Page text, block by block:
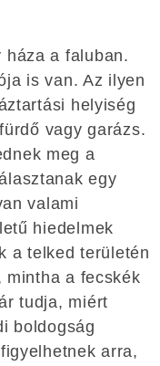
háza a faluban.
is van. Az ilyen
helyiség
vagy garázs.
meg a
egy
valami
hiedelmek
a telked területén
mintha a fecskék
tudja, miért
boldogság
arra,